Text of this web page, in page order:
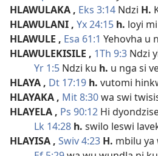
HLAWULAKA , Eks 3:14 Ndzi H.
HLAWULANI , Yx 24:15 h. loyi
HLAWULE , Esa 61:1 Yehovha u
HLAWULEKISILE , 1Th 9:3 Ndzi
Yr 1:5 Ndzi ku h. u nga si
HLAYA , Dt 17:19 h. vutomi
HLAYAKA , Mit 8:30wa swi
HLAYELA , Ps 90:12 Hi
Lk 14:28 h. swilo leswi
HLAYISA , Swiv 4:23 H. mbilu ya